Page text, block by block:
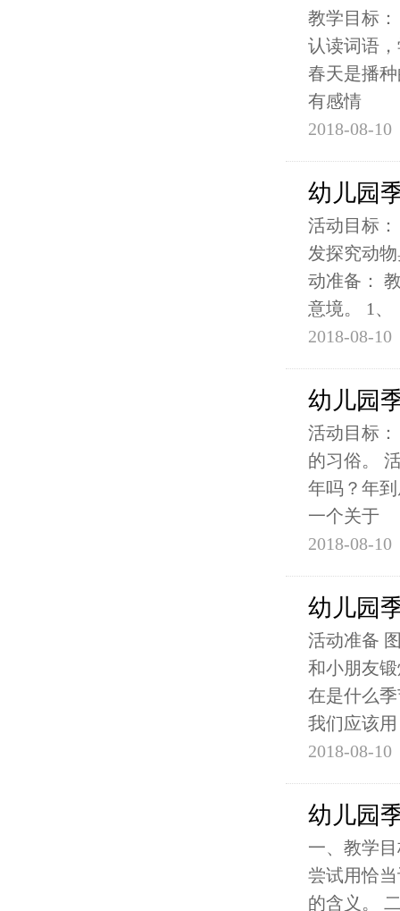
教学目标
认读词语
春天是播
有感情
2018-08-10
幼儿园
活动目标
发探究动
动准备：
意境。 1、
2018-08-10
幼儿园
活动目标
的习俗。
年吗？年
一个关于
2018-08-10
幼儿园
活动准备
和小朋友
在是什么
我们应该用
2018-08-10
幼儿园
一、教学
尝试用恰
的含义。